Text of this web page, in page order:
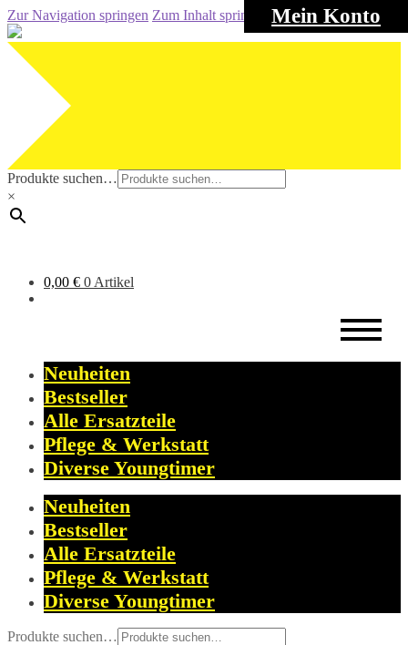
Mein Konto
Zur Navigation springen Zum Inhalt springen
Produkte suchen…
×
0,00 € 0 Artikel
Neuheiten
Bestseller
Alle Ersatzteile
Pflege & Werkstatt
Diverse Youngtimer
Neuheiten
Bestseller
Alle Ersatzteile
Pflege & Werkstatt
Diverse Youngtimer
Produkte suchen…